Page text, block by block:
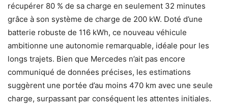
récupérer 80 % de sa charge en seulement 32 minutes
grâce à son système de charge de 200 kW. Doté d’une
batterie robuste de 116 kWh, ce nouveau véhicule
ambitionne une autonomie remarquable, idéale pour les
longs trajets. Bien que Mercedes n’ait pas encore
communiqué de données précises, les estimations
suggèrent une portée d’au moins 470 km avec une seule
charge, surpassant par conséquent les attentes initiales.